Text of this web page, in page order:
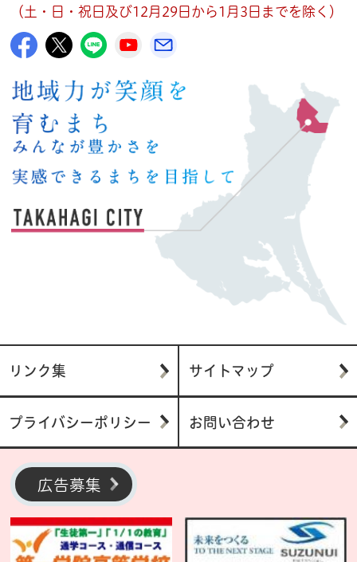
（土・日・祝日及び12月29日から1月3日までを除く）
高萩市公式Facebook
高萩市公式X
高萩市公式LINE
高萩市YouTube公式チャンネル
リンク集 サイトマップ
プライバシーポリシー お問い合わせ
広告募集